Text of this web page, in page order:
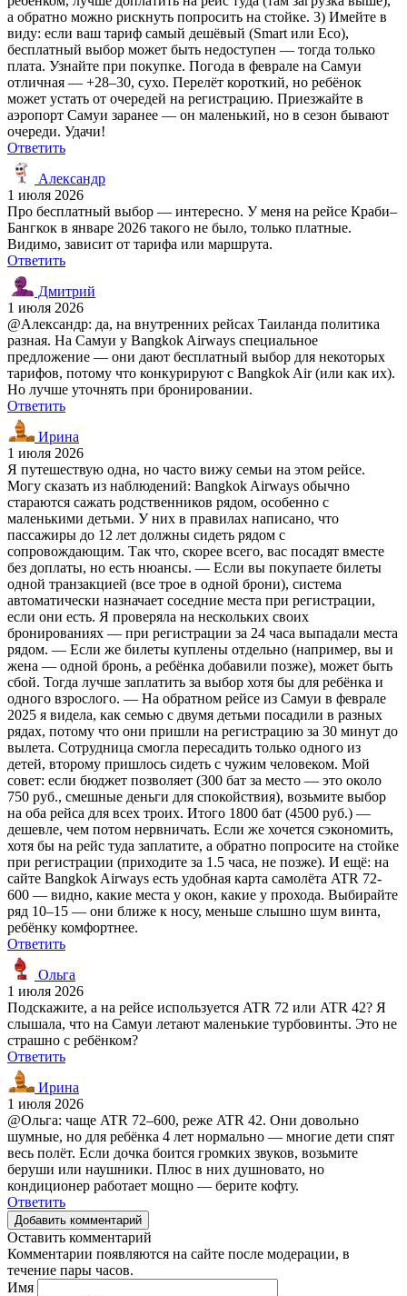
а обратно можно рискнуть попросить на стойке. 3) Имейте в
виду: если ваш тариф самый дешёвый (Smart или Eco),
бесплатный выбор может быть недоступен — тогда только
плата. Узнайте при покупке. Погода в феврале на Самуи
отличная — +28–30, сухо. Перелёт короткий, но ребёнок
может устать от очередей на регистрацию. Приезжайте в
аэропорт Самуи заранее — он маленький, но в сезон бывают
очереди. Удачи!
Ответить
Александр
1 июля 2026
Про бесплатный выбор — интересно. У меня на рейсе Краби–
Бангкок в январе 2026 такого не было, только платные.
Видимо, зависит от тарифа или маршрута.
Ответить
Дмитрий
1 июля 2026
@Александр: да, на внутренних рейсах Таиланда политика
разная. На Самуи у Bangkok Airways специальное
предложение — они дают бесплатный выбор для некоторых
тарифов, потому что конкурируют с Bangkok Air (или как их).
Но лучше уточнять при бронировании.
Ответить
Ирина
1 июля 2026
Я путешествую одна, но часто вижу семьи на этом рейсе.
Могу сказать из наблюдений: Bangkok Airways обычно
стараются сажать родственников рядом, особенно с
маленькими детьми. У них в правилах написано, что
пассажиры до 12 лет должны сидеть рядом с
сопровождающим. Так что, скорее всего, вас посадят вместе
без доплаты, но есть нюансы. — Если вы покупаете билеты
одной транзакцией (все трое в одной брони), система
автоматически назначает соседние места при регистрации,
если они есть. Я проверяла на нескольких своих
бронированиях — при регистрации за 24 часа выпадали места
рядом. — Если же билеты куплены отдельно (например, вы и
жена — одной бронь, а ребёнка добавили позже), может быть
сбой. Тогда лучше заплатить за выбор хотя бы для ребёнка и
одного взрослого. — На обратном рейсе из Самуи в феврале
2025 я видела, как семью с двумя детьми посадили в разных
рядах, потому что они пришли на регистрацию за 30 минут до
вылета. Сотрудница смогла пересадить только одного из
детей, второму пришлось сидеть с чужим человеком. Мой
совет: если бюджет позволяет (300 бат за место — это около
750 руб., смешные деньги для спокойствия), возьмите выбор
на оба рейса для всех троих. Итого 1800 бат (4500 руб.) —
дешевле, чем потом нервничать. Если же хочется сэкономить,
хотя бы на рейс туда заплатите, а обратно попросите на стойке
при регистрации (приходите за 1.5 часа, не позже). И ещё: на
сайте Bangkok Airways есть удобная карта самолёта ATR 72-
600 — видно, какие места у окон, какие у прохода. Выбирайте
ряд 10–15 — они ближе к носу, меньше слышно шум винта,
ребёнку комфортнее.
Ответить
Ольга
1 июля 2026
Подскажите, а на рейсе используется ATR 72 или ATR 42? Я
слышала, что на Самуи летают маленькие турбовинты. Это не
страшно с ребёнком?
Ответить
Ирина
1 июля 2026
@Ольга: чаще ATR 72–600, реже ATR 42. Они довольно
шумные, но для ребёнка 4 лет нормально — многие дети спят
весь полёт. Если дочка боится громких звуков, возьмите
беруши или наушники. Плюс в них душновато, но
кондиционер работает мощно — берите кофту.
Ответить
Добавить комментарий
Оставить комментарий
Комментарии появляются на сайте после модерации, в
течение пары часов.
Имя